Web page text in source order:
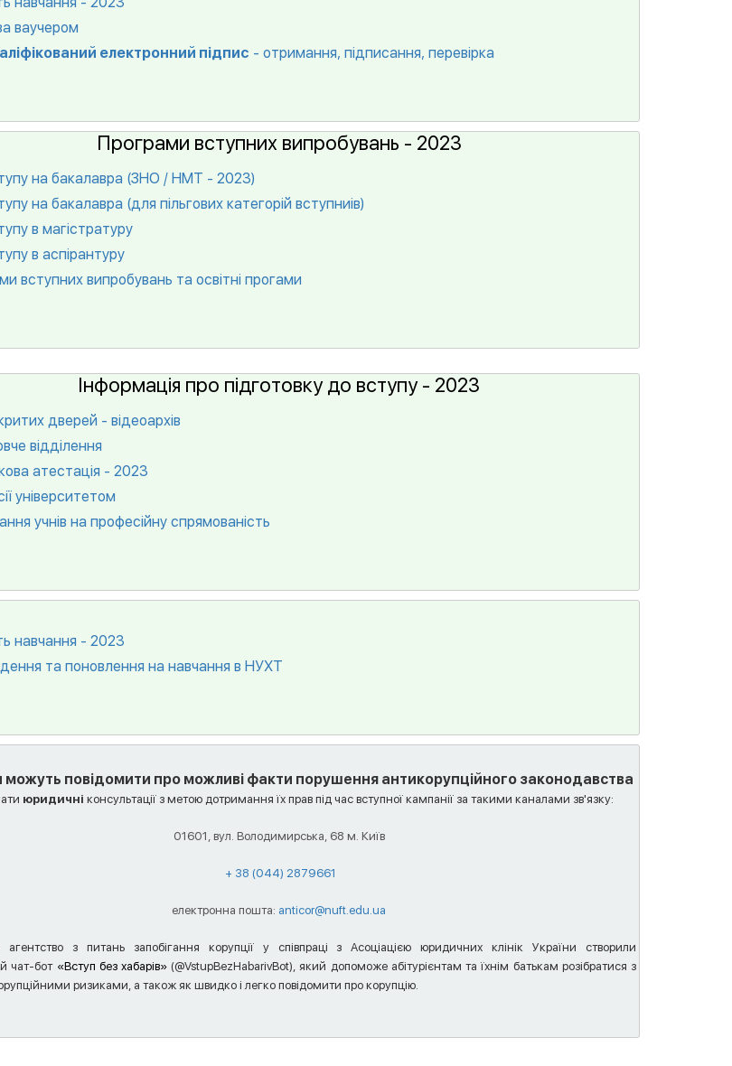
ваучером
електронний підпис - отримання, підписання, перевірка
Програми вступних випробувань - 2023
на бакалавра (ЗНО / НМТ - 2023)
на бакалавра (для пільгових категорій вступниів)
в магістратуру
в аспірантуру
вступних випробувань та освітні прогами
Інформація про підготовку до вступу - 2023
дверей - відеоархів
відділення
атестація - 2023
університетом
учнів на професійну спрямованість
навчання - 2023
та поновлення на навчання в НУХТ
можуть повідомити про можливі факти порушення антикорупційного законодавства
юридичні консультації з метою дотримання їх прав під час вступної кампанії за такими каналами зв'язку:
01601, вул. Володимирська, 68 м. Київ
+ 38 (044) 2879661
електронна пошта: anticor@nuft.edu.ua
агентство з питань запобігання корупції у співпраці з Асоціацією юридичних клінік України створили
чат-бот «Вступ без хабарів» (@VstupBezHabarivBot), який допоможе абітурієнтам та їхнім батькам розібратися з
ризиками, а також як швидко і легко повідомити про корупцію.